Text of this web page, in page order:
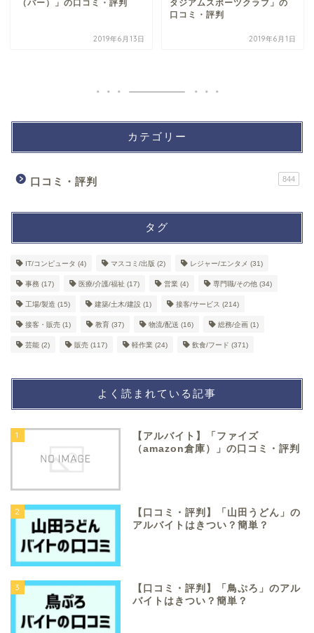
（バー）」の口コミ・評判
2019年6月13日
タジアムスポーツクラブ」の
口コミ・評判
2019年6月1日
カテゴリー
口コミ・評判 844
タグ
IT/コンピュータ (4) マスコミ/出版 (2) レジャー/エンタメ (31)
事務 (17) 医療/介護/福祉 (17) 営業 (4) 専門職/その他 (34)
工場/製造 (15) 建築/土木/建設 (1) 接客/サービス (214)
接客・販売 (1) 教育 (37) 物流/配送 (16) 総務/企画 (1)
芸能 (2) 販売 (117) 軽作業 (24) 飲食/フード (371)
よく読まれている記事
1
【アルバイト】「ファイズ
（amazon倉庫）」の口コミ・評判
2
【口コミ・評判】「山田うどん」の
アルバイトはきつい？簡単？
3
【口コミ・評判】「鳥ぷろ」のアル
バイトはきつい？簡単？